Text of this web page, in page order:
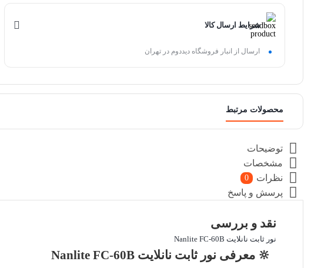
دمای رنگ
: قابل تنظیم از 2700 کلوین تا 6500 کلوین
فن خنک کننده
وای فای (Wifi)
: دارد
شرایط ارسال کالا
ارسال از انبار فروشگاه دیددوم در تهران
محصولات مرتبط
توضیحات
مشخصات
نظرات
0
پرسش و پاسخ
نقد و بررسی
نور ثابت نانلایت Nanlite FC-60B
🔆 معرفی نور ثابت نانلایت Nanlite FC-60B